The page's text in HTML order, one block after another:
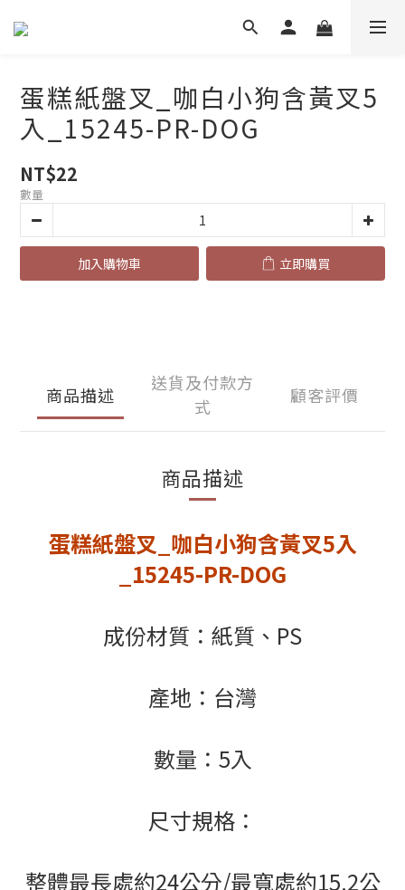
蛋糕紙盤叉_咖白小狗含黃叉5
入_15245-PR-DOG
NT$22
數量
加入購物車 立即購買
商品描述
送貨及付款方
式
顧客評價
商品描述
蛋糕紙盤叉_咖白小狗含黃叉5入
_15245-PR-DOG
成份材質：紙質、PS
產地：台灣
數量：5入
尺寸規格：
整體最長處約24公分/最寬處約15.2公